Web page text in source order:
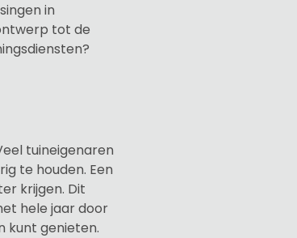
in
tot de
tuineigenaren
te houden. Een
krijgen. Dit
hele jaar door
kunt genieten.